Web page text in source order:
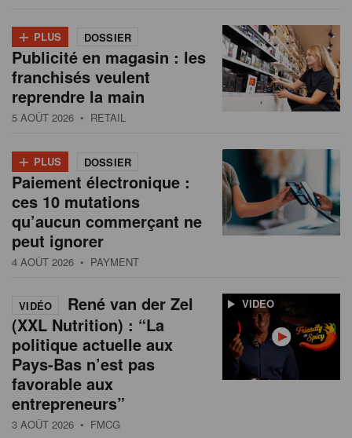
+ PLUS DOSSIER
Publicité en magasin : les
franchisés veulent
reprendre la main
5 AOÛT 2026 • RETAIL
+ PLUS DOSSIER
Paiement électronique :
ces 10 mutations
qu’aucun commerçant ne
peut ignorer
4 AOÛT 2026 • PAYMENT
VIDEO
VIDÉO
René van der Zel
(XXL Nutrition) : “La
politique actuelle aux
Pays-Bas n’est pas
favorable aux
entrepreneurs”
3 AOÛT 2026 • FMCG